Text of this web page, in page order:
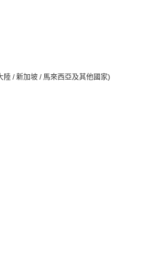
陸 / 新加坡 / 馬來西亞及其他國家)